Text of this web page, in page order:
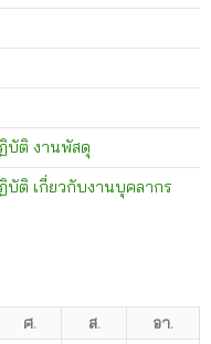
บัติ งานพัสดุ
ติ เกี่ยวกับงานบุคลากร
ศ. ส.
อา.